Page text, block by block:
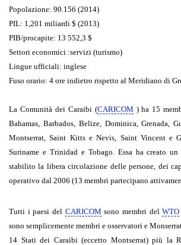
Popolazione: 90.156 (2014)
PIL: 1,201 miliardi $ (2013)‎
PIB/procapite: 13 552,3 $
Settori economici :servizi (turismo)
Lingue ufficiali: inglese
Fuso orario: 4 ore indietro rispetto al Meridiano di
La Comunità dei Caraibi (CARICOM ) ha 15
Bahamas, Barbados, Belize, Dominica, Grenada,
Montserrat, Saint Kitts e Nevis, Saint Vincent e
Suriname e Trinidad e Tobago. Essa ha creato
stabilito la libera circolazione delle persone, dei
operativo dal 2006 (13 membri partecipano
Tutti i paesi del CARICOM sono membri delWTO
sono semplicemente membri e osservatori e
14 Stati dei Caraibi (eccetto Montserrat) più la